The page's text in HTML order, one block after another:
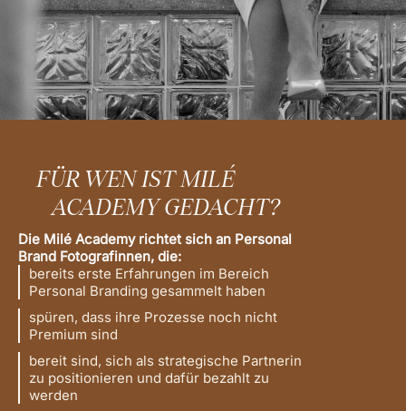
FÜR WEN IST MILÉ
ACADEMY GEDACHT?
Die Milé Academy richtet sich an Personal
Brand Fotografinnen, die:
bereits erste Erfahrungen im Bereich
Personal Branding gesammelt haben
spüren, dass ihre Prozesse noch nicht
Premium sind
bereit sind, sich als strategische Partnerin
zu positionieren und dafür bezahlt zu
werden